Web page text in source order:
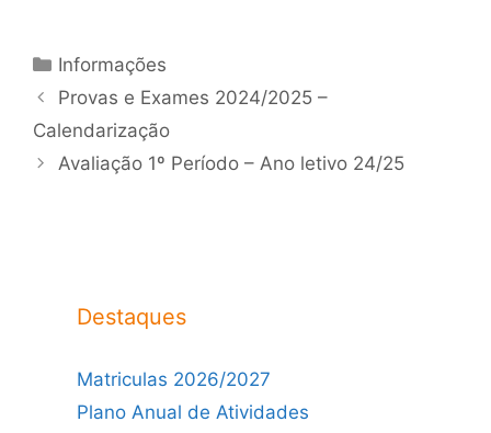
Categorias
Informações
Provas e Exames 2024/2025 –
Calendarização
Avaliação 1º Período – Ano letivo 24/25
Destaques
Matriculas 2026/2027
Plano Anual de Atividades